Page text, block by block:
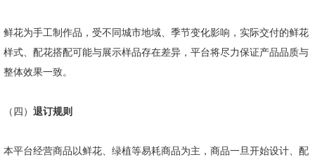
鲜花为手工制作品，受不同城市地域、季节变化影响，实际交付的鲜花
样式、配花搭配可能与展示样品存在差异，平台将尽力保证产品品质与
整体效果一致。
（四） 退订规则
本平台经营商品以鲜花、绿植等易耗商品为主，商品一旦开始设计、配